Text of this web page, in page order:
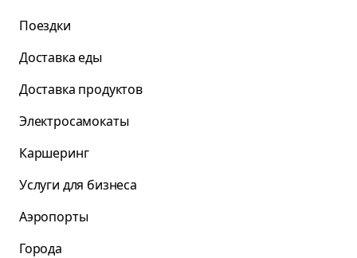
Поездки
Доставка еды
Доставка продуктов
Электросамокаты
Каршеринг
Услуги для бизнеса
Аэропорты
Города